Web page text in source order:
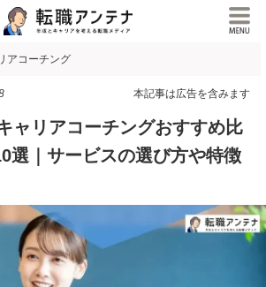
アコーチング
本記事は広告を含みます
ャリアコーチングおすすめ比
選｜サービスの選び方や特徴